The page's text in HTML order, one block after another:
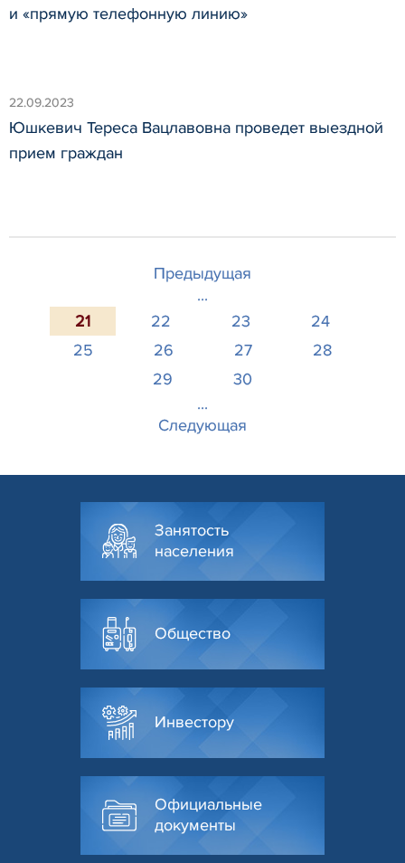
и «прямую телефонную линию»
22.09.2023
Юшкевич Тереса Вацлавовна проведет выездной
прием граждан
Предыдущая
...
21
22 23
24
25
26 27
28
29
30
...
Следующая
Занятость
населения
Общество
Инвестору
Официальные
документы